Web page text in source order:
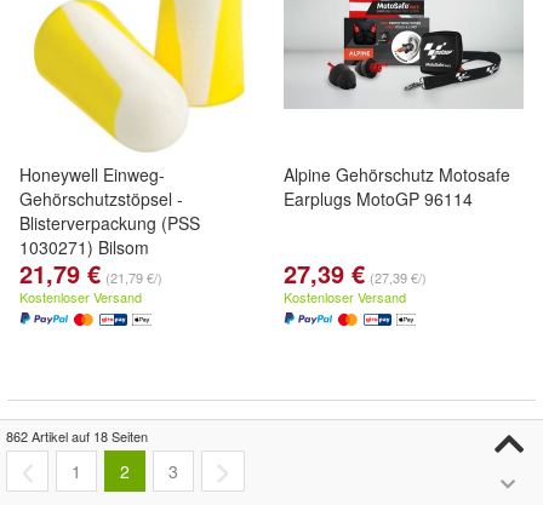
Honeywell Einweg-
Gehörschutzstöpsel -
Blisterverpackung (PSS
1030271) Bilsom
21,79 € (21,79 €/)
Kostenloser Versand
Alpine Gehörschutz Motosafe
Earplugs MotoGP 96114
27,39 € (27,39 €/)
Kostenloser Versand
862 Artikel auf 18 Seiten
1 2 3